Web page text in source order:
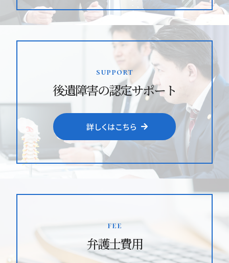
support
後遺障害の認定サポート
詳しくはこちら
fee
弁護士費用